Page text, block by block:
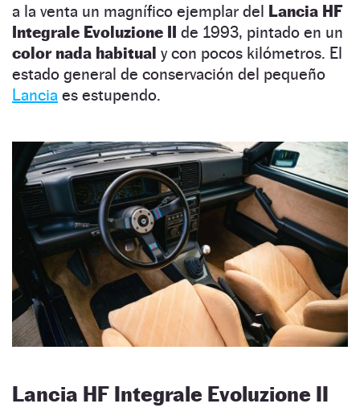
a la venta un magnífico ejemplar del Lancia HF
Integrale Evoluzione II de 1993, pintado en un
color nada habitual y con pocos kilómetros. El
estado general de conservación del pequeño
Lancia es estupendo.
Lancia HF Integrale Evoluzione II